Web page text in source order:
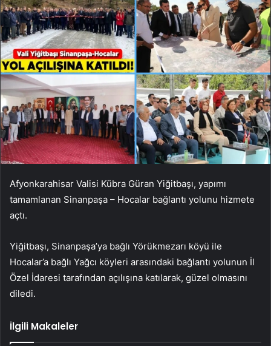
Afyonkarahisar Valisi Kübra Güran Yiğitbaşı, yapımı
tamamlanan Sinanpaşa – Hocalar bağlantı yolunu hizmete
açtı.
Yiğitbaşı, Sinanpaşa’ya bağlı Yörükmezarı köyü ile
Hocalar’a bağlı Yağcı köyleri arasındaki bağlantı yolunun İl
Özel İdaresi tarafından açılışına katılarak, güzel olmasını
diledi.
İlgili Makaleler